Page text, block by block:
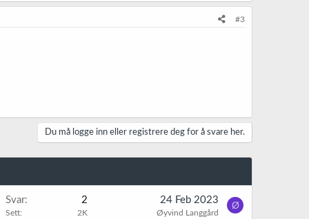
#3
Du må logge inn eller registrere deg for å svare her.
Svar 2
Sett 2K
24 Feb 2023
Øyvind Langgård
Ø